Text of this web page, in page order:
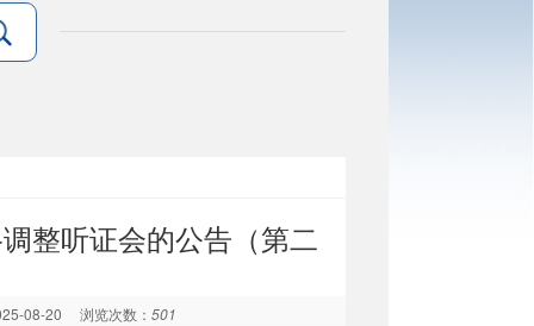
整听证会的公告（第二
08-20 浏览次数： 501